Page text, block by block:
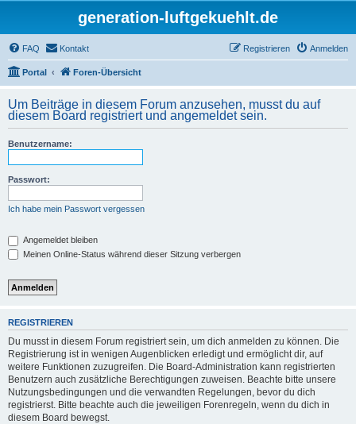
generation-luftgekuehlt.de
FAQ Kontakt Anmelden
Registrieren
Portal Foren-Übersicht
Um Beiträge in diesem Forum anzusehen, musst du auf
diesem Board registriert und angemeldet sein.
Benutzername:
Passwort:
Ich habe mein Passwort vergessen
Angemeldet bleiben
Meinen Online-Status während dieser Sitzung verbergen
REGISTRIEREN
Du musst in diesem Forum registriert sein, um dich anmelden zu können. Die
Registrierung ist in wenigen Augenblicken erledigt und ermöglicht dir, auf
weitere Funktionen zuzugreifen. Die Board-Administration kann registrierten
Benutzern auch zusätzliche Berechtigungen zuweisen. Beachte bitte unsere
Nutzungsbedingungen und die verwandten Regelungen, bevor du dich
registrierst. Bitte beachte auch die jeweiligen Forenregeln, wenn du dich in
diesem Board bewegst.